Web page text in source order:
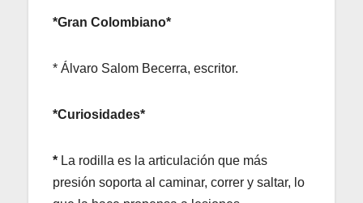
*Gran Colombiano*
* Álvaro Salom Becerra, escritor.
*Curiosidades*
* La rodilla es la articulación que más
presión soporta al caminar, correr y saltar, lo